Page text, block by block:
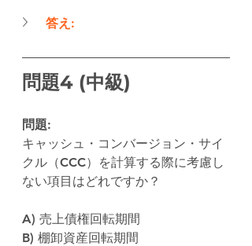
答え:
問題4 (中級)
問題:
キャッシュ・コンバージョン・サイ
クル（CCC）を計算する際に考慮し
ない項目はどれですか？
A) 売上債権回転期間
B) 棚卸資産回転期間